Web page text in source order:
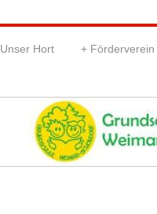
Unser Hort Förderverein